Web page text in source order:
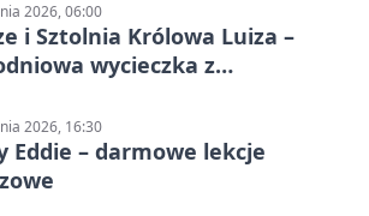
2026, 06:00
i Sztolnia Królowa Luiza –
wycieczka z
2026, 16:30
Eddie – darmowe lekcje